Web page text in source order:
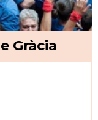
Gràcia